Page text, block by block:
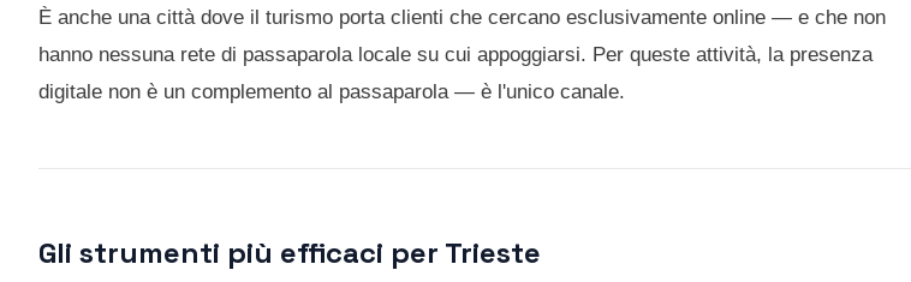
È anche una città dove il turismo porta clienti che cercano esclusivamente online — e che non
hanno nessuna rete di passaparola locale su cui appoggiarsi. Per queste attività, la presenza
digitale non è un complemento al passaparola — è l'unico canale.
Gli strumenti più efficaci per Trieste